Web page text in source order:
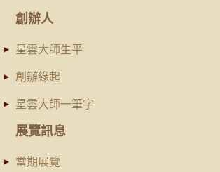
創辦人
星雲大師生平
創辦緣起
星雲大師一筆字
展覽訊息
當期展覽